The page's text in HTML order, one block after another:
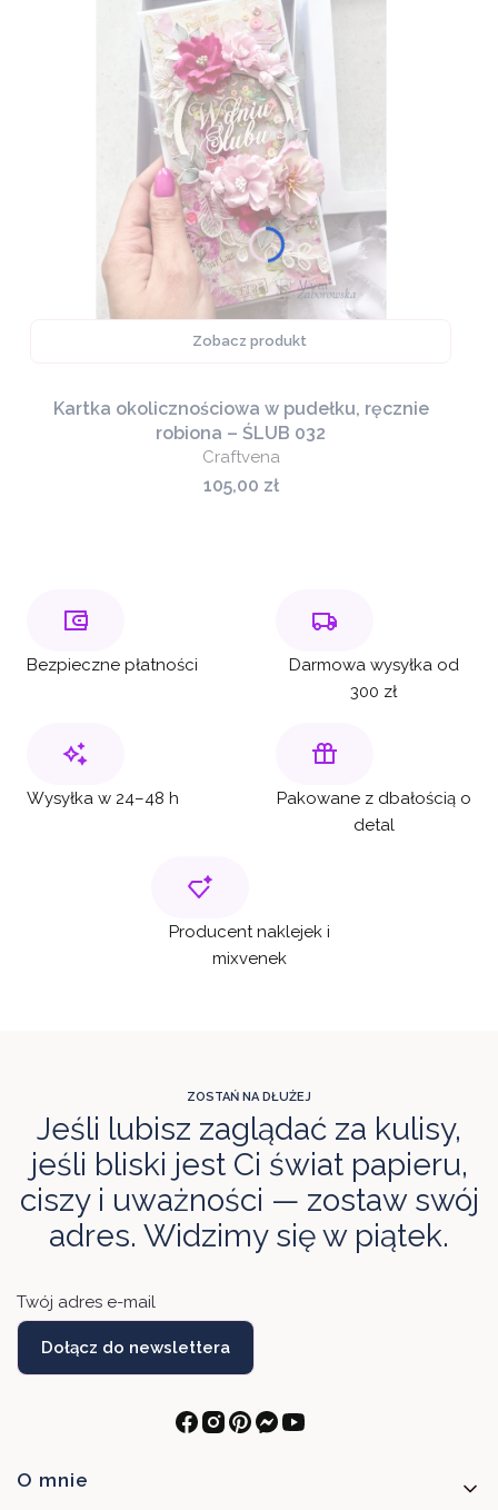
Zobacz produkt
Kartka okolicznościowa w pudełku, ręcznie
robiona – ŚLUB 032
Craftvena
Cena
105,00 zł
Bezpieczne płatności
Darmowa wysyłka od
300 zł
Wysyłka w 24–48 h
Pakowane z dbałością o
detal
Producent naklejek i
mixvenek
ZOSTAŃ NA DŁUŻEJ
Jeśli lubisz zaglądać za kulisy,
jeśli bliski jest Ci świat papieru,
ciszy i uważności — zostaw swój
adres. Widzimy się w piątek.
Twój adres e-mail
Dołącz do newslettera
Linki w stopce
O mnie